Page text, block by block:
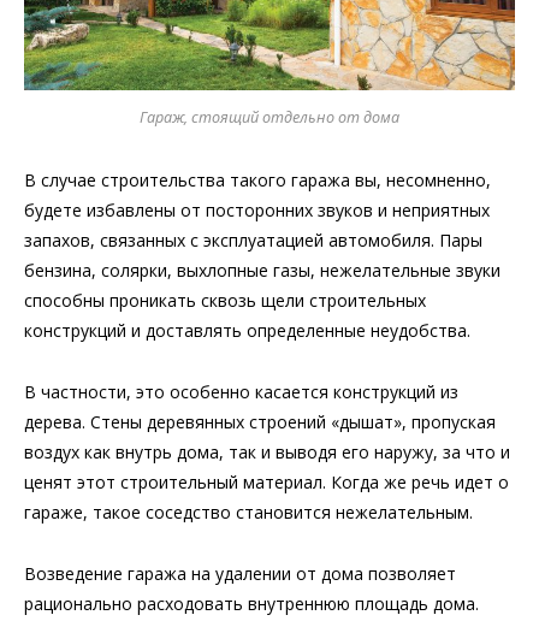
Гараж, стоящий отдельно от дома
В случае строительства такого гаража вы, несомненно,
будете избавлены от посторонних звуков и неприятных
запахов, связанных с эксплуатацией автомобиля. Пары
бензина, солярки, выхлопные газы, нежелательные звуки
способны проникать сквозь щели строительных
конструкций и доставлять определенные неудобства.
В частности, это особенно касается конструкций из
дерева. Стены деревянных строений «дышат», пропуская
воздух как внутрь дома, так и выводя его наружу, за что и
ценят этот строительный материал. Когда же речь идет о
гараже, такое соседство становится нежелательным.
Возведение гаража на удалении от дома позволяет
рационально расходовать внутреннюю площадь дома.